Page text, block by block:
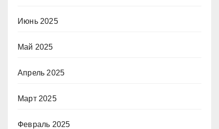
Июнь 2025
Май 2025
Апрель 2025
Март 2025
Февраль 2025